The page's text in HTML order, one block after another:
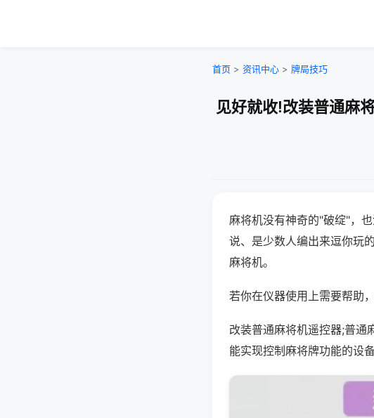
首页 > 资讯中心 > 牌局技巧
见好就收!改装普通麻
麻将机没有神奇的"破绽"，
说、是少数人编出来逗你玩
麻将机。
若你在仪器使用上需要帮助
改装普通麻将机遥控器;普通
能实现控制麻将牌功能的设备